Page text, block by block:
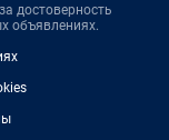
достоверность
объявлениях.